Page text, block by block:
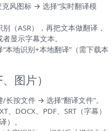
风图标 → 选择“实时翻译模
（ASR），再把文本做翻译，
显示字幕文本。
本地识别+本地翻译”（需下载本
图片）
按文件 → 选择“翻译文件”。
、DOCX、PDF、SRT（字幕）
）。